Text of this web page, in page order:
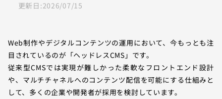
更新日:2026/07/15
Web制作やデジタルコンテンツの運用において、今もっとも注
目されているのが「ヘッドレスCMS」です。
従来型CMSでは実現が難しかった柔軟なフロントエンド設計
や、マルチチャネルへのコンテンツ配信を可能にする仕組みと
して、多くの企業や開発者が採用を検討しています。